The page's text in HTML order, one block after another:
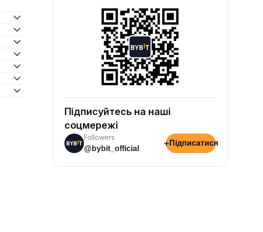
Підписуйтесь на наші
соцмережі
Followers
@bybit_official
+ Підписатися